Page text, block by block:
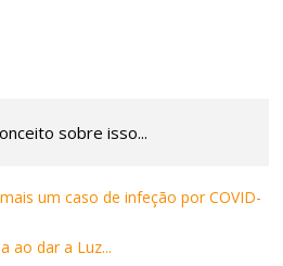
sobre isso...
um caso de infeção por COVID-
ao dar a Luz...